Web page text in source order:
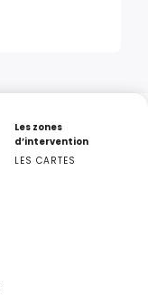
Les zones
d’intervention
LES CARTES